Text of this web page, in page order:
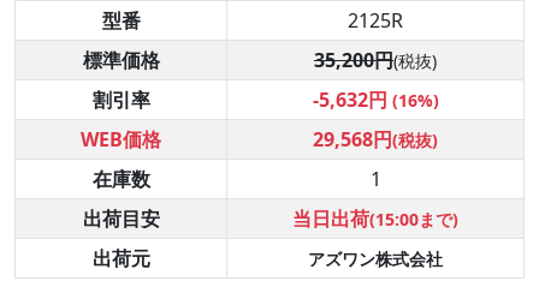
型番
2125R
標準価格
35,200円(税抜)
割引率 -5,632円 (16%)
WEB価格 29,568円(税抜)
在庫数
1
出荷目安
当日出荷(15:00まで)
出荷元 アズワン株式会社